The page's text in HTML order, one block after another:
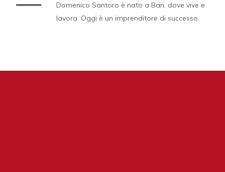
Domenico Santoro è nato a Bari, dove vive e
lavora. Oggi è un imprenditore di successo.